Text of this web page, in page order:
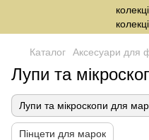
Каталог Аксесуари для
Лупи та
Лупи та мікроскопи для
Пінцети для марок